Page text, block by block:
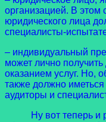
организацией. В этом
юридического лица
специалисты-
– индивидуальный
может лично получить
оказанием услуг.
также должно
аудиторы и
Ну вот теперь и